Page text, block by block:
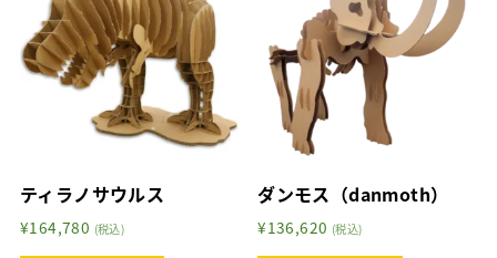
ティラノサウルス
¥164,780 (税込)
ダンモス（danmoth）
¥136,620 (税込)